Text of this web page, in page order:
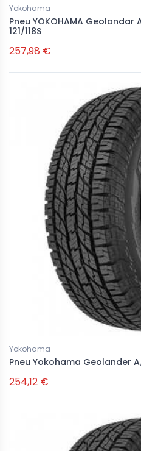
Yokohama
Pneu YOKOHAMA Geolandar
121/118S
257,98 €
Yokohama
Pneu Yokohama Geolander
254,12 €